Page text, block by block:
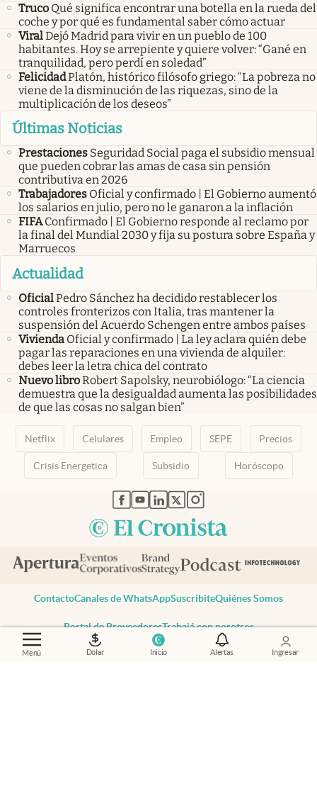
Menú Dolar Inicio Alertas Ingresar
Truco Qué significa encontrar una botella en la rueda del
coche y por qué es fundamental saber cómo actuar
ViralDejó Madrid para vivir en un pueblo de 100
habitantes. Hoy se arrepiente y quiere volver: “Gané en
tranquilidad, pero perdí en soledad”
FelicidadPlatón, histórico filósofo griego: “La pobreza no
viene de la disminución de las riquezas, sino de la
multiplicación de los deseos”
Últimas Noticias
Prestaciones Seguridad Social paga el subsidio mensual
que pueden cobrar las amas de casa sin pensión
contributiva en 2026
Trabajadores Oficial y confirmado | El Gobierno aumentó
los salarios en julio, pero no le ganaron a la inflación
FIFA Confirmado | El Gobierno responde al reclamo por
la final del Mundial 2030 y fija su postura sobre España y
Marruecos
Actualidad
OficialPedro Sánchez ha decidido restablecer los
controles fronterizos con Italia, tras mantener la
suspensión del Acuerdo Schengen entre ambos países
Vivienda Oficial y confirmado | La ley aclara quién debe
pagar las reparaciones en una vivienda de alquiler:
debes leer la letra chica del contrato
Nuevo libroRobert Sapolsky, neurobiólogo: “La ciencia
demuestra que la desigualdad aumenta las posibilidades
de que las cosas no salgan bien”
Netflix Celulares Empleo SEPE Precios
Crisis Energetica Subsidio Horóscopo
abre en nueva pestaña
abre en nueva pestaña
abre en nueva pestaña
abre en nueva pestaña
abre en nueva pestaña
ContactoCanales de WhatsAppSuscribiteQuiénes Somos
Portal de ProveedoresTrabajá con nosotros
Copyright 2025 cronista.com